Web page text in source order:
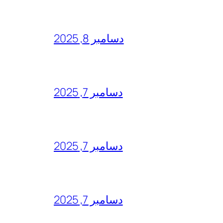
دسامبر 8, 2025
دسامبر 7, 2025
دسامبر 7, 2025
دسامبر 7, 2025